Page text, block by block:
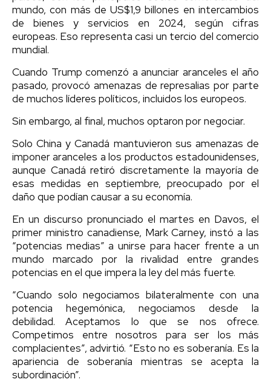
mundo, con más de US$1,9 billones en intercambios
de bienes y servicios en 2024, según cifras
europeas. Eso representa casi un tercio del comercio
mundial.
Cuando Trump comenzó a anunciar aranceles el año
pasado, provocó amenazas de represalias por parte
de muchos líderes políticos, incluidos los europeos.
Sin embargo, al final, muchos optaron por negociar.
Solo China y Canadá mantuvieron sus amenazas de
imponer aranceles a los productos estadounidenses,
aunque Canadá retiró discretamente la mayoría de
esas medidas en septiembre, preocupado por el
daño que podían causar a su economía.
En un discurso pronunciado el martes en Davos, el
primer ministro canadiense, Mark Carney, instó a las
“potencias medias” a unirse para hacer frente a un
mundo marcado por la rivalidad entre grandes
potencias en el que impera la ley del más fuerte.
“Cuando solo negociamos bilateralmente con una
potencia hegemónica, negociamos desde la
debilidad. Aceptamos lo que se nos ofrece.
Competimos entre nosotros para ser los más
complacientes”, advirtió. “Esto no es soberanía. Es la
apariencia de soberanía mientras se acepta la
subordinación”.